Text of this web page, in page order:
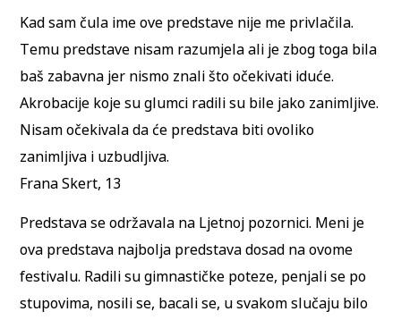
Kad sam čula ime ove predstave nije me privlačila.
Temu predstave nisam razumjela ali je zbog toga bila
baš zabavna jer nismo znali što očekivati iduće.
Akrobacije koje su glumci radili su bile jako zanimljive.
Nisam očekivala da će predstava biti ovoliko
zanimljiva i uzbudljiva.
Frana Skert, 13
Predstava se održavala na Ljetnoj pozornici. Meni je
ova predstava najbolja predstava dosad na ovome
festivalu. Radili su gimnastičke poteze, penjali se po
stupovima, nosili se, bacali se, u svakom slučaju bilo